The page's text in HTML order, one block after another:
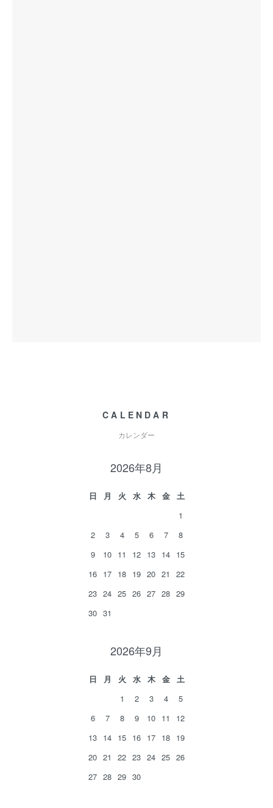
CALENDAR
カレンダー
2026年8月
日 月 火 水 木 金
土
1
2
3 4 5 6 7
8
9
10 11 12 13 14 15
16 17 18 19 20 21
22
23 24 25 26 27 28 29
30 31
2026年9月
日 月 火 水 木 金
土
1
2 3 4
5
6
7 8 9 10 11
12
13 14 15 16 17 18 19
20 21 22 23 24 25 26
27 28 29 30